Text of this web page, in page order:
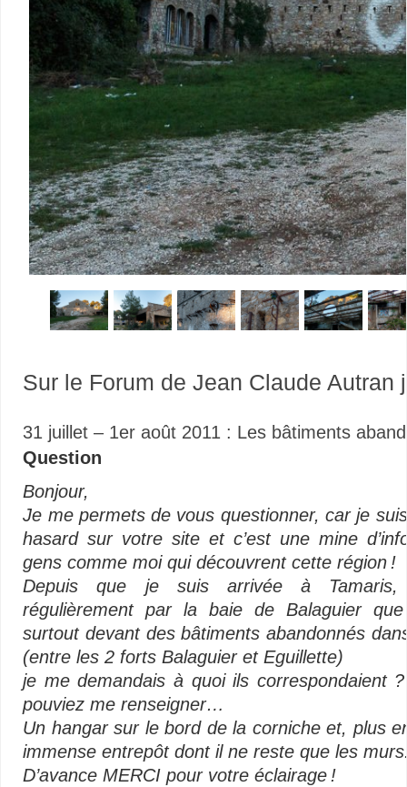
Sur le Forum de Jean Claude Autran
31 juillet – 1er août 2011 : Les bâtiments
Question
Bonjour,
Je me permets de vous questionner, car je
hasard sur votre site et c’est une mine
gens comme moi qui découvrent cette région !
Depuis que je suis arrivée à
régulièrement par la baie de Balaguier
surtout devant des bâtiments abandonnés
(entre les 2 forts Balaguier et Eguillette)
je me demandais à quoi ils correspondaient
pouviez me renseigner…
Un hangar sur le bord de la corniche et, plus
immense entrepôt dont il ne reste que les
D’avance MERCI pour votre éclairage !